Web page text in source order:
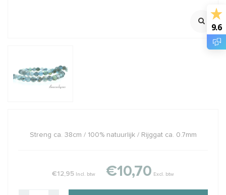
Streng ca. 38cm / 100% natuurlijk / Rijggat ca. 0.7mm
€12,95 Incl. btw €10,70 Excl. btw
9.6